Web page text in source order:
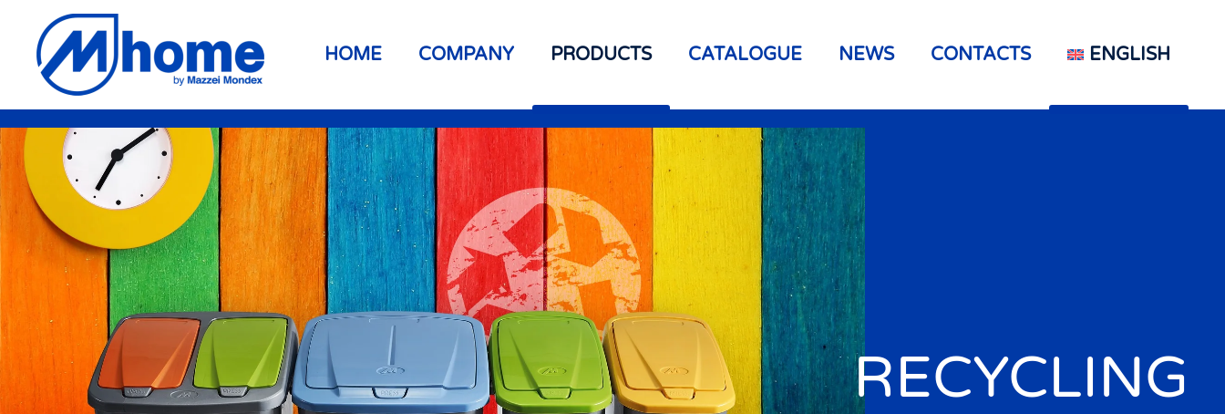
Skip to main content HOME COMPANY PRODUCTS CATALOGUE NEWS CONTACTS ENGLISH
RECYCLING